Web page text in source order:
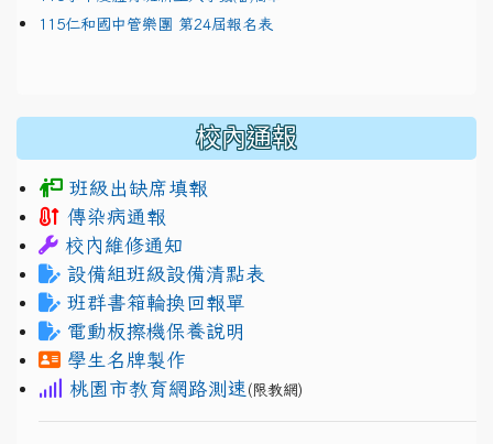
115仁和國中管樂團 第24屆報名表
校內通報
班級出缺席填報
傳染病通報
校內維修通知
設備組班級設備清點表
班群書箱輪換回報單
電動板擦機保養說明
學生名牌製作
桃園市教育網路測速 (限教網)